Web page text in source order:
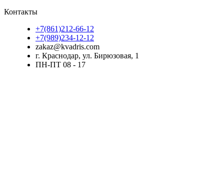
Контакты
+7(861)212-66-12
+7(989)234-12-12
zakaz@kvadris.com
г. Краснодар, ул. Бирюзовая, 1
ПН-ПТ 08 - 17